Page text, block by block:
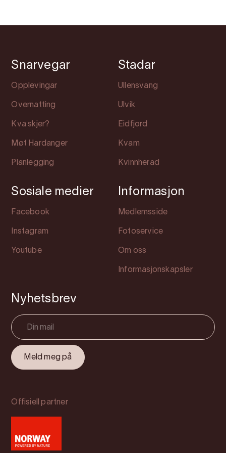
Snarvegar
Opplevingar
Overnatting
Kva skjer?
Møt Hardanger
Planlegging
Stadar
Ullensvang
Ulvik
Eidfjord
Kvam
Kvinnherad
Sosiale medier
Facebook
Instagram
Youtube
Informasjon
Medlemsside
Fotoservice
Om oss
Informasjonskapsler
Nyhetsbrev
Offisiell partner